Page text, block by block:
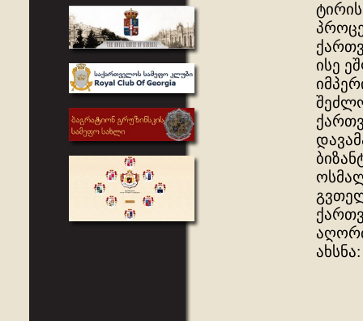
ისე
ახსნა: